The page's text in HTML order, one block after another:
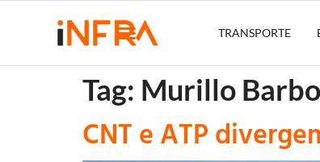
TRANSPORTE
Tag: Murillo
CNT e ATP